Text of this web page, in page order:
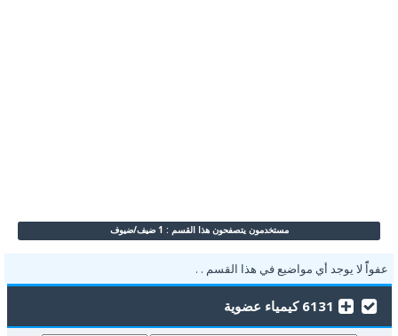
مستخدمون يتصفحون هذا القسم : 1 ضيف/ضيوف
عفواًً لا يوجد أي مواضيع في هذا القسم . .
6131 كيمياء عضوية